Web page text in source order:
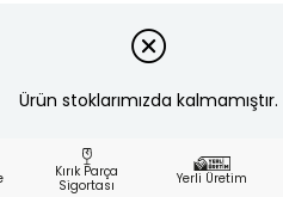
Ürün stoklarımızda kalmamıştır.
Kırık Parça
Sigortası
Yerli Üretim